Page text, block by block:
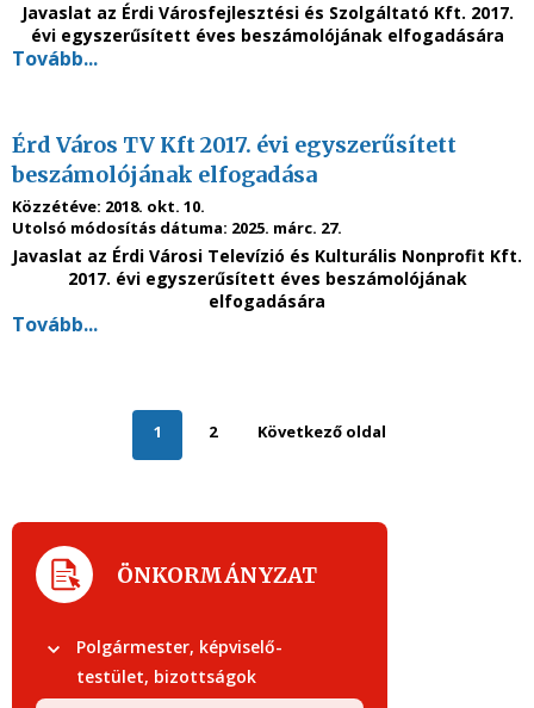
Javaslat az Érdi Városfejlesztési és Szolgáltató Kft. 2017.
évi egyszerűsített éves beszámolójának elfogadására
Tovább...
Érd Város TV Kft 2017. évi egyszerűsített
beszámolójának elfogadása
Közzétéve: 2018. okt. 10.
Utolsó módosítás dátuma: 2025. márc. 27.
Javaslat az Érdi Városi Televízió és Kulturális Nonprofit Kft.
2017. évi egyszerűsített éves beszámolójának
elfogadására
Tovább...
1 2 Következő oldal
ÖNKORMÁNYZAT
Polgármester, képviselő-
testület, bizottságok